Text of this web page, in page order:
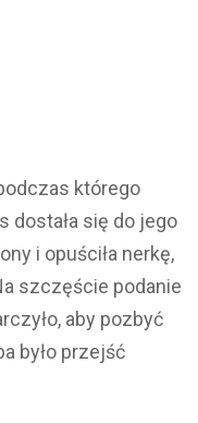
którego
dostała się do jego
i opuściła nerkę,
szczęście podanie
aby pozbyć
było przejść